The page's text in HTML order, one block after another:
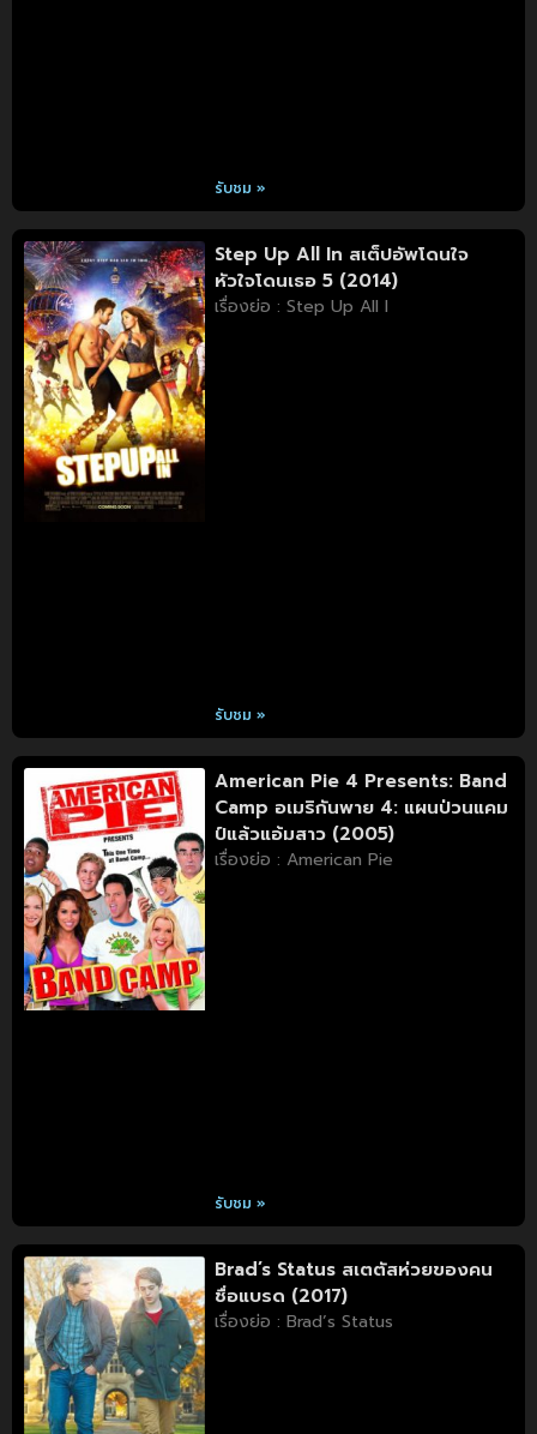
รับชม »
Step Up All In สเต็ปอัพโดนใจ
หัวใจโดนเธอ 5 (2014)
เรื่องย่อ : Step Up All I
รับชม »
American Pie 4 Presents: Band
Camp อเมริกันพาย 4: แผนป่วนแคม
ป์แล้วแอ้มสาว (2005)
เรื่องย่อ : American Pie
รับชม »
Brad’s Status สเตตัสห่วยของคน
ชื่อแบรด (2017)
เรื่องย่อ : Brad’s Status